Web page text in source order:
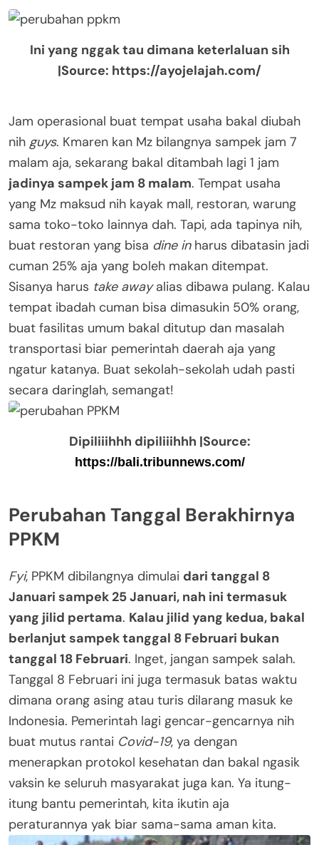
Ini yang nggak tau dimana keterlaluan sih
|Source: https://ayojelajah.com/
Jam operasional buat tempat usaha bakal diubah
nih guys. Kmaren kan Mz bilangnya sampek jam 7
malam aja, sekarang bakal ditambah lagi 1 jam
jadinya sampek jam 8 malam. Tempat usaha
yang Mz maksud nih kayak mall, restoran, warung
sama toko-toko lainnya dah. Tapi, ada tapinya nih,
buat restoran yang bisa dine inharus dibatasin jadi
cuman 25% aja yang boleh makan ditempat.
Sisanya harus take awayalias dibawa pulang. Kalau
tempat ibadah cuman bisa dimasukin 50% orang,
buat fasilitas umum bakal ditutup dan masalah
transportasi biar pemerintah daerah aja yang
ngatur katanya. Buat sekolah-sekolah udah pasti
secara daringlah, semangat!
Dipiliiihhh dipiliiihhh |Source:
https://bali.tribunnews.com/
Perubahan Tanggal Berakhirnya
PPKM
Fyi, PPKM dibilangnya dimulai dari tanggal 8
Januari sampek 25 Januari, nah ini termasuk
yang jilid pertama. Kalau jilid yang kedua, bakal
berlanjut sampek tanggal 8 Februari bukan
tanggal 18 Februari. Inget, jangan sampek salah.
Tanggal 8 Februari ini juga termasuk batas waktu
dimana orang asing atau turis dilarang masuk ke
Indonesia. Pemerintah lagi gencar-gencarnya nih
buat mutus rantai Covid-19, ya dengan
menerapkan protokol kesehatan dan bakal ngasik
vaksin ke seluruh masyarakat juga kan. Ya itung-
itung bantu pemerintah, kita ikutin aja
peraturannya yak biar sama-sama aman kita.